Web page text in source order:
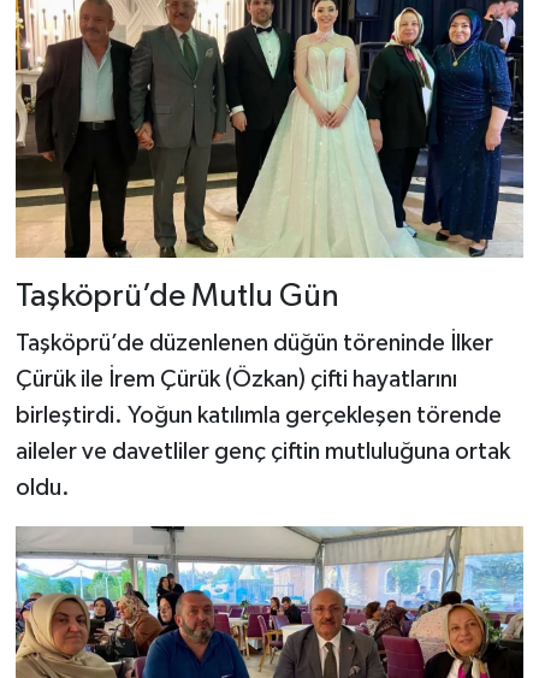
Taşköprü’de Mutlu Gün
Taşköprü’de düzenlenen düğün töreninde İlker
Çürük ile İrem Çürük (Özkan) çifti hayatlarını
birleştirdi. Yoğun katılımla gerçekleşen törende
aileler ve davetliler genç çiftin mutluluğuna ortak
oldu.
Tosya Haberleri
Karadeniz Haberleri
Ulusal Haberler
Teknoloji Haberleri
Siyaset Haberleri
Dünya Haberleri
Yerel Haberler